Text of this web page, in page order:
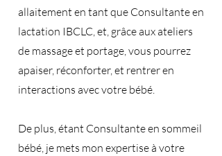
allaitement en tant que Consultante en
lactation IBCLC, et, grâce aux ateliers
de massage et portage, vous pourrez
apaiser, réconforter, et rentrer en
interactions avec votre bébé.
De plus, étant Consultante en sommeil
bébé, je mets mon expertise à votre